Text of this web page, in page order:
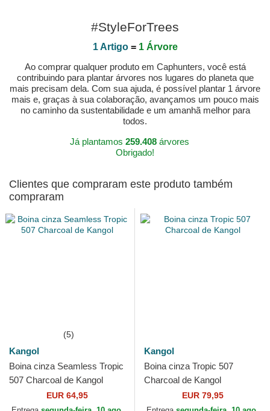
#StyleForTrees
1 Artigo= 1 Árvore
Ao comprar qualquer produto em Caphunters, você está
contribuindo para plantar árvores nos lugares do planeta que
mais precisam dela. Com sua ajuda, é possível plantar 1 árvore
mais e, graças à sua colaboração, avançamos um pouco mais
no caminho da sustentabilidade e um amanhã melhor para
todos.
Já plantamos 259.408árvores
Obrigado!
Clientes que compraram este produto também
compraram
(5)
Kangol
Boina cinza Seamless Tropic
507 Charcoal de Kangol
EUR 64,95
Kangol
Boina cinza Tropic 507
Charcoal de Kangol
EUR 79,95